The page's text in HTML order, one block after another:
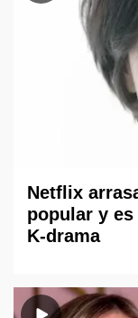
Netflix
popular y es
K-drama